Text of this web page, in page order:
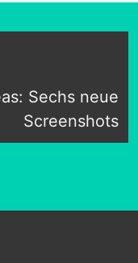
Sechs neue
Screenshots